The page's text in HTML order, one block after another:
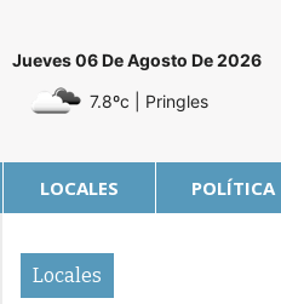
Jueves 06 De Agosto De 2026
7.8ºc
| Pringles
LOCALES POLÍTICA
Locales